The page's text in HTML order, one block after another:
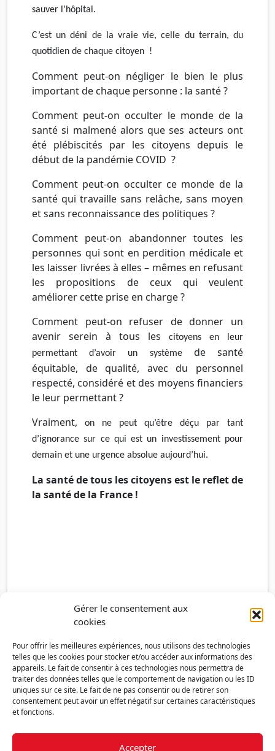
Gérer le consentement aux
cookies
Pour offrir les meilleures expériences, nous utilisons des technologies
telles que les cookies pour stocker et/ou accéder aux informations des
appareils. Le fait de consentir à ces technologies nous permettra de
traiter des données telles que le comportement de navigation ou les ID
uniques sur ce site. Le fait de ne pas consentir ou de retirer son
consentement peut avoir un effet négatif sur certaines caractéristiques
et fonctions.
Accepter
sauver l’hôpital.
C’est un déni de la vraie vie, celle du terrain, du
quotidien de chaque citoyen !
Comment peut-on négliger le bien le plus
important de chaque personne : la santé ?
Comment peut-on occulter le monde de la
santé si malmené alors que ses acteurs ont
été plébiscités par les citoyens depuis le
début de la pandémie COVID ?
Comment peut-on occulter ce monde de la
santé qui travaille sans relâche, sans moyen
et sans reconnaissance des politiques ?
Comment peut-on abandonner toutes les
personnes qui sont en perdition médicale et
les laisser livrées à elles – mêmes en refusant
les propositions de ceux qui veulent
améliorer cette prise en charge ?
Comment peut-on refuser de donner un
avenir serein à tous les
citoyens en
leur
permettant
d’avoir un systèmede santé
équitable, de qualité, avec du personnel
respecté, considéré et des moyens financiers
le leur permettant ?
Vraiment,
on ne peut qu’être déçu par
tant
d’ignorance sur ce qui est un investissement pour
demain et une urgence absolue aujourd’hui.
La santé de tous les citoyens est le reflet de
la santé de la France !